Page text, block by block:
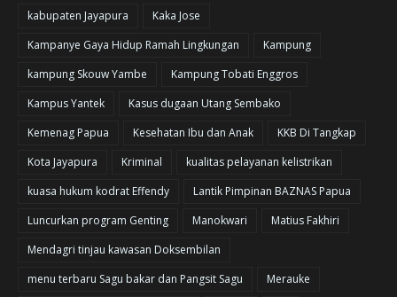
kabupaten Jayapura
Kaka Jose
Kampanye Gaya Hidup Ramah Lingkungan
Kampung
kampung Skouw Yambe
Kampung Tobati Enggros
Kampus Yantek
Kasus dugaan Utang Sembako
Kemenag Papua
Kesehatan Ibu dan Anak
KKB Di Tangkap
Kota Jayapura
Kriminal
kualitas pelayanan kelistrikan
kuasa hukum kodrat Effendy
Lantik Pimpinan BAZNAS Papua
Luncurkan program Genting
Manokwari
Matius Fakhiri
Mendagri tinjau kawasan Doksembilan
menu terbaru Sagu bakar dan Pangsit Sagu
Merauke